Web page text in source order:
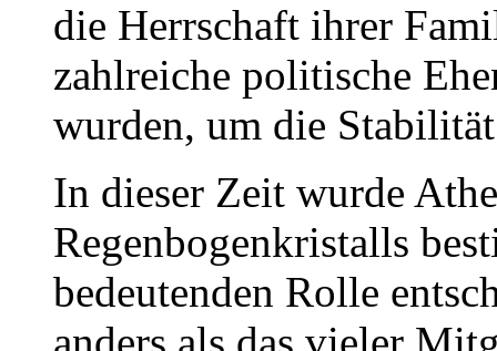
die Herrschaft ihrer
zahlreiche politische
wurden, um die
In dieser Zeit wurde
Regenbogenkristalls
bedeutenden Rolle